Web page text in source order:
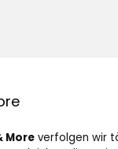
Moreverfolgen wir